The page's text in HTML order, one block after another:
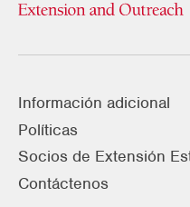
Información adicional
Políticas
Socios de Extensión
Contáctenos